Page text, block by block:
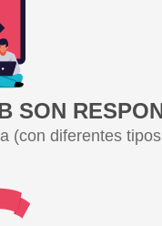
SON
(con diferentes